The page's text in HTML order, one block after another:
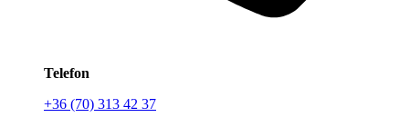
Telefon
+36 (70) 313 42 37